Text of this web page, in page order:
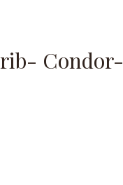
Condor-